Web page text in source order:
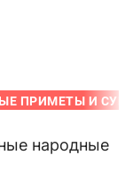
ПРИМЕТЫ И
народные